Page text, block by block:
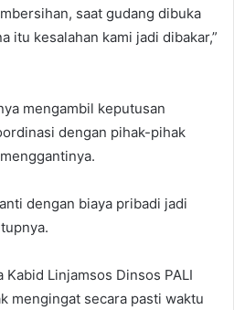
saat gudang dibuka
itu kesalahan kami jadi dibakar,”
mengambil keputusan
dengan pihak-pihak
dengan biaya pribadi jadi
Kabid Linjamsos Dinsos PALI
mengingat secara pasti waktu